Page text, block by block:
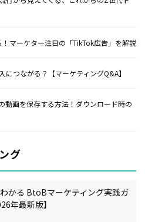
マーケター注目の「TikTok広告」を解説
につながる？【マーケティングQ&A】
動画を保存する方法！ダウンロード時の
グ
かる BtoBマーケティング実践ガ
年最新版】